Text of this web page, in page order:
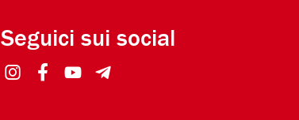
Seguici sui social